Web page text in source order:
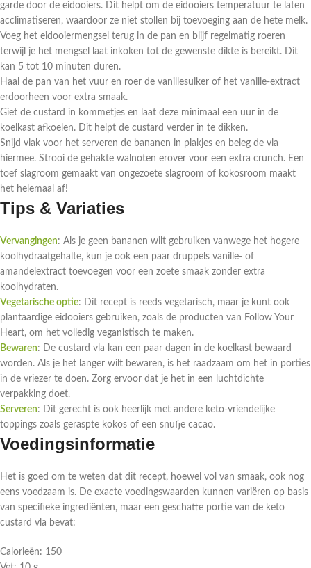
garde door de eidooiers. Dit helpt om de eidooiers temperatuur te laten
acclimatiseren, waardoor ze niet stollen bij toevoeging aan de hete melk.
Voeg het eidooiermengsel terug in de pan en blijf regelmatig roeren
terwijl je het mengsel laat inkoken tot de gewenste dikte is bereikt. Dit
kan 5 tot 10 minuten duren.
Haal de pan van het vuur en roer de vanillesuiker of het vanille-extract
erdoorheen voor extra smaak.
Giet de custard in kommetjes en laat deze minimaal een uur in de
koelkast afkoelen. Dit helpt de custard verder in te dikken.
Snijd vlak voor het serveren de bananen in plakjes en beleg de vla
hiermee. Strooi de gehakte walnoten erover voor een extra crunch. Een
toef slagroom gemaakt van ongezoete slagroom of kokosroom maakt
het helemaal af!
Tips & Variaties
Vervangingen: Als je geen bananen wilt gebruiken vanwege het hogere
koolhydraatgehalte, kun je ook een paar druppels vanille- of
amandelextract toevoegen voor een zoete smaak zonder extra
koolhydraten.
Vegetarische optie: Dit recept is reeds vegetarisch, maar je kunt ook
plantaardige eidooiers gebruiken, zoals de producten van Follow Your
Heart, om het volledig veganistisch te maken.
Bewaren: De custard vla kan een paar dagen in de koelkast bewaard
worden. Als je het langer wilt bewaren, is het raadzaam om het in porties
in de vriezer te doen. Zorg ervoor dat je het in een luchtdichte
verpakking doet.
Serveren: Dit gerecht is ook heerlijk met andere keto-vriendelijke
toppings zoals geraspte kokos of een snufje cacao.
Voedingsinformatie
Het is goed om te weten dat dit recept, hoewel vol van smaak, ook nog
eens voedzaam is. De exacte voedingswaarden kunnen variëren op basis
van specifieke ingrediënten, maar een geschatte portie van de keto
custard vla bevat:
Calorieën: 150